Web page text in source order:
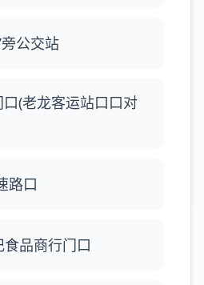
公交站
(老龙客运站口口对
路口
品商行门口